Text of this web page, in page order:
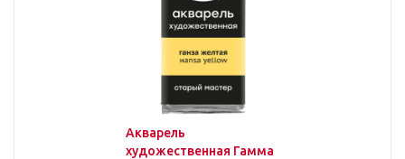
Акварель
художественная Гамма